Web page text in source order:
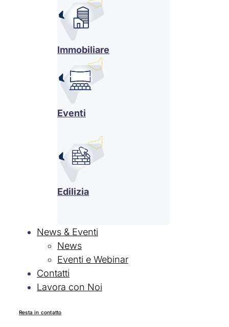
Immobiliare
Eventi
Edilizia
News & Eventi
News
Eventi e Webinar
Contatti
Lavora con Noi
Resta in contatto